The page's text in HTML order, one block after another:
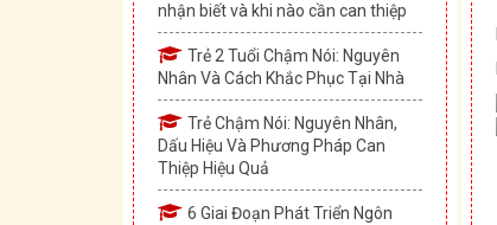
nhận biết và khi nào cần can thiệp
Trẻ 2 Tuổi Chậm Nói: Nguyên
Nhân Và Cách Khắc Phục Tại Nhà
Trẻ Chậm Nói: Nguyên Nhân,
Dấu Hiệu Và Phương Pháp Can
Thiệp Hiệu Quả
6 Giai Đoạn Phát Triển Ngôn